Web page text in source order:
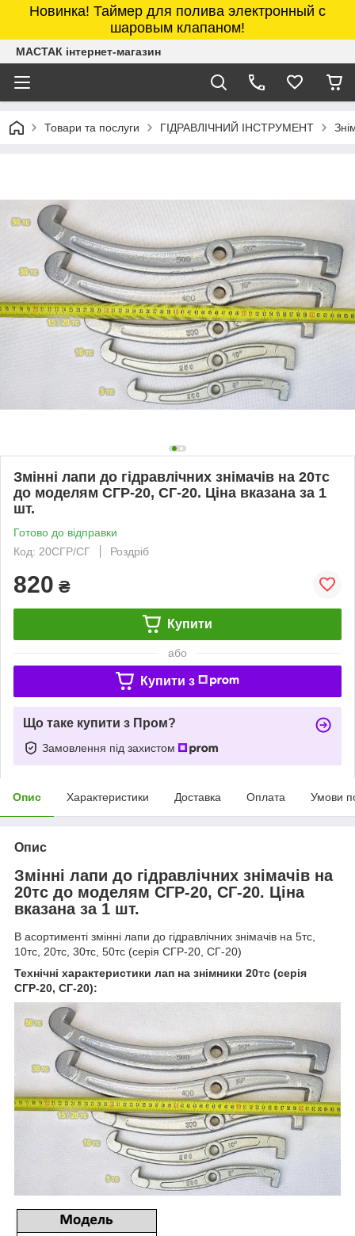
Новинка! Таймер для полива электронный с
шаровым клапаном!
МАСТАК інтернет-магазин
Товари та послуги ГІДРАВЛІЧНИЙ ІНСТРУМЕНТ
Змінні лапи до гідравлічних знімачів на 20тс
до моделям СГР-20, СГ-20. Ціна вказана за 1
шт.
Готово до відправки
Код: 20СГР/СГ
Роздріб
820 ₴
Купити
або
Купити з
Що таке купити з Пром?
Замовлення під захистом
Опис Характеристики Доставка Оплата Умови
Опис
Змінні лапи до гідравлічних знімачів на
20тс до моделям СГР-20, СГ-20. Ціна
вказана за 1 шт.
В асортименті змінні лапи до гідравлічних знімачів на 5тс,
10тс, 20тс, 30тс, 50тс (серія СГР-20, СГ-20)
Технічні характеристики лап на знімники 20тс (серія
СГР-20, СГ-20):